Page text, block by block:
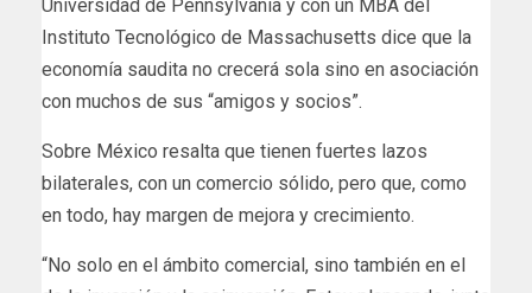
Universidad de Pennsylvania y con un MBA del
Instituto Tecnológico de Massachusetts dice que la
economía saudita no crecerá sola sino en asociación
con muchos de sus “amigos y socios”.
Sobre México resalta que tienen fuertes lazos
bilaterales, con un comercio sólido, pero que, como
en todo, hay margen de mejora y crecimiento.
“No solo en el ámbito comercial, sino también en el